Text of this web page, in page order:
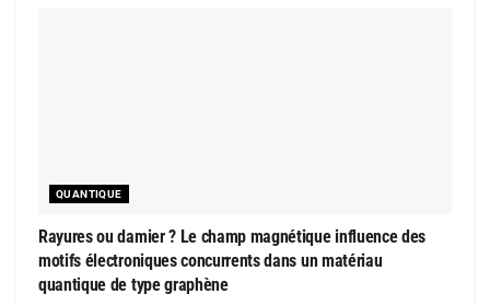
QUANTIQUE
Rayures ou damier ? Le champ magnétique influence des
motifs électroniques concurrents dans un matériau
quantique de type graphène